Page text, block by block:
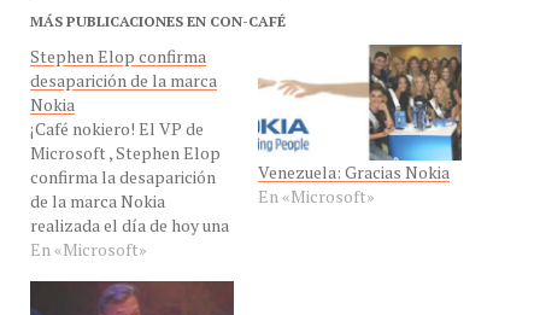
MÁS PUBLICACIONES EN CON-CAFÉ
Stephen Elop confirma
desaparición de la marca
Nokia
¡Café nokiero! El VP de
Microsoft , Stephen Elop
confirma la desaparición
de la marca Nokia
realizada el día de hoy una
entrevista masiva por
Internet. Durante la sesión
de preguntas realizada en
En «Microsoft»
Venezuela: Gracias Nokia
En «Microsoft»